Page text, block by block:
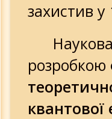
захистив у
Наукова
розробкою
МАБЭТ и
Мабэт и
Видео